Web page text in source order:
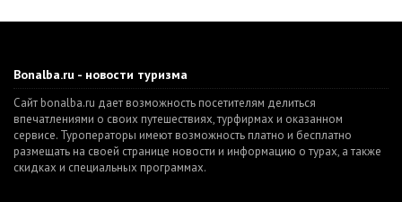
Bonalba.ru - новости туризма
Сайт bonalba.ru дает возможность посетителям делиться
впечатлениями о своих путешествиях, турфирмах и оказанном
сервисе. Туроператоры имеют возможность платно и бесплатно
размещать на своей странице новости и информацию о турах, а также
скидках и специальных программах.